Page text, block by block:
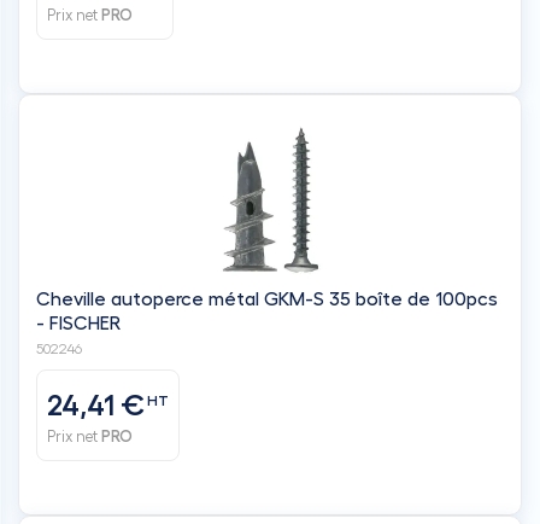
Prix net PRO
Cheville autoperce métal GKM-S 35 boîte de 100pcs
- FISCHER
502246
24,41 €HT
Prix net PRO